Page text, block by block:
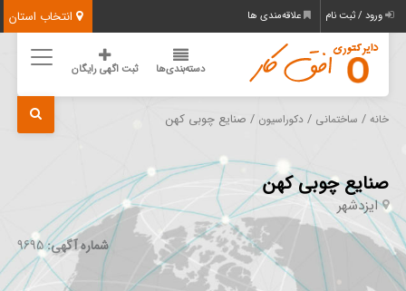
انتخاب استان ورود / ثبت نام علاقه‌مندی ها
دسته‌بندی‌ها ثبت اگهی رایگان
خانه / ساختمانی /دکوراسیون / صنایع چوبی کهن
صنایع چوبی کهن
ایزدشهر
شماره آگهی:9695